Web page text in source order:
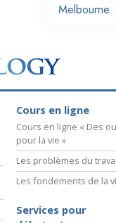
Melbourne
Cours en ligne
Cours en ligne « Des
pour la vie »
Les problèmes du
Les fondements de la
Services pour